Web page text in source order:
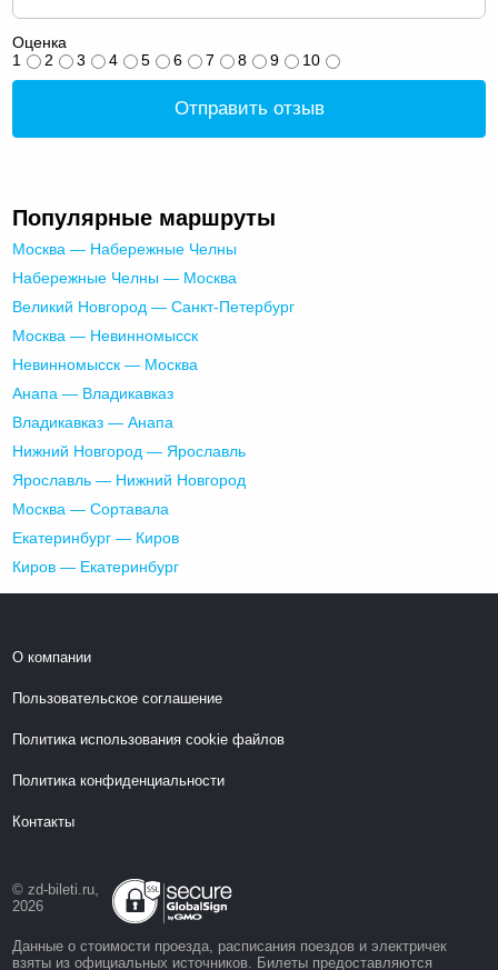
Оценка
1
2 3 4 5 6 7 8 9 10
Отправить отзыв
Популярные маршруты
Москва — Набережные Челны
Набережные Челны — Москва
Великий Новгород — Санкт-Петербург
Москва — Невинномысск
Невинномысск — Москва
Анапа — Владикавказ
Владикавказ — Анапа
Нижний Новгород — Ярославль
Ярославль — Нижний Новгород
Москва — Сортавала
Екатеринбург — Киров
Киров — Екатеринбург
О компании
Пользовательское соглашение
Политика использования cookie файлов
Политика конфиденциальности
Контакты
© zd-bileti.ru,
2026
Данные о стоимости проезда, расписания поездов и электричек
взяты из официальных источников. Билеты предоставляются